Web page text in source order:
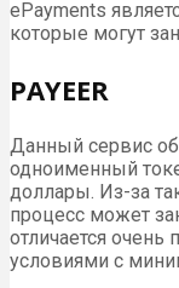
ePayments
которые могут
PAYEER
Данный сервис
одноименный
доллары. Из-за
процесс может
отличается
условиями с